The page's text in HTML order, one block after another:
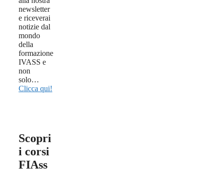
newsletter
e riceverai
notizie dal
mondo
della
formazione
IVASS e
non
solo…
Clicca qui!
Scopri
i corsi
FIAss